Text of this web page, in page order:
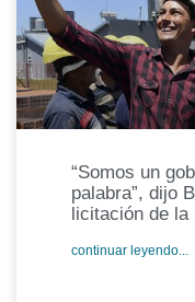
“Somos un
palabra”, dijo
licitación de la
continuar leyendo...